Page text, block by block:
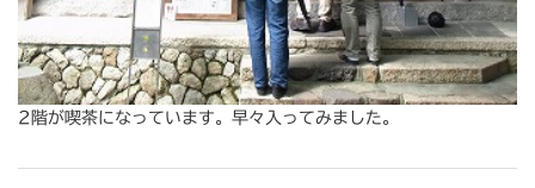
2階が喫茶になっています。早々入ってみました。